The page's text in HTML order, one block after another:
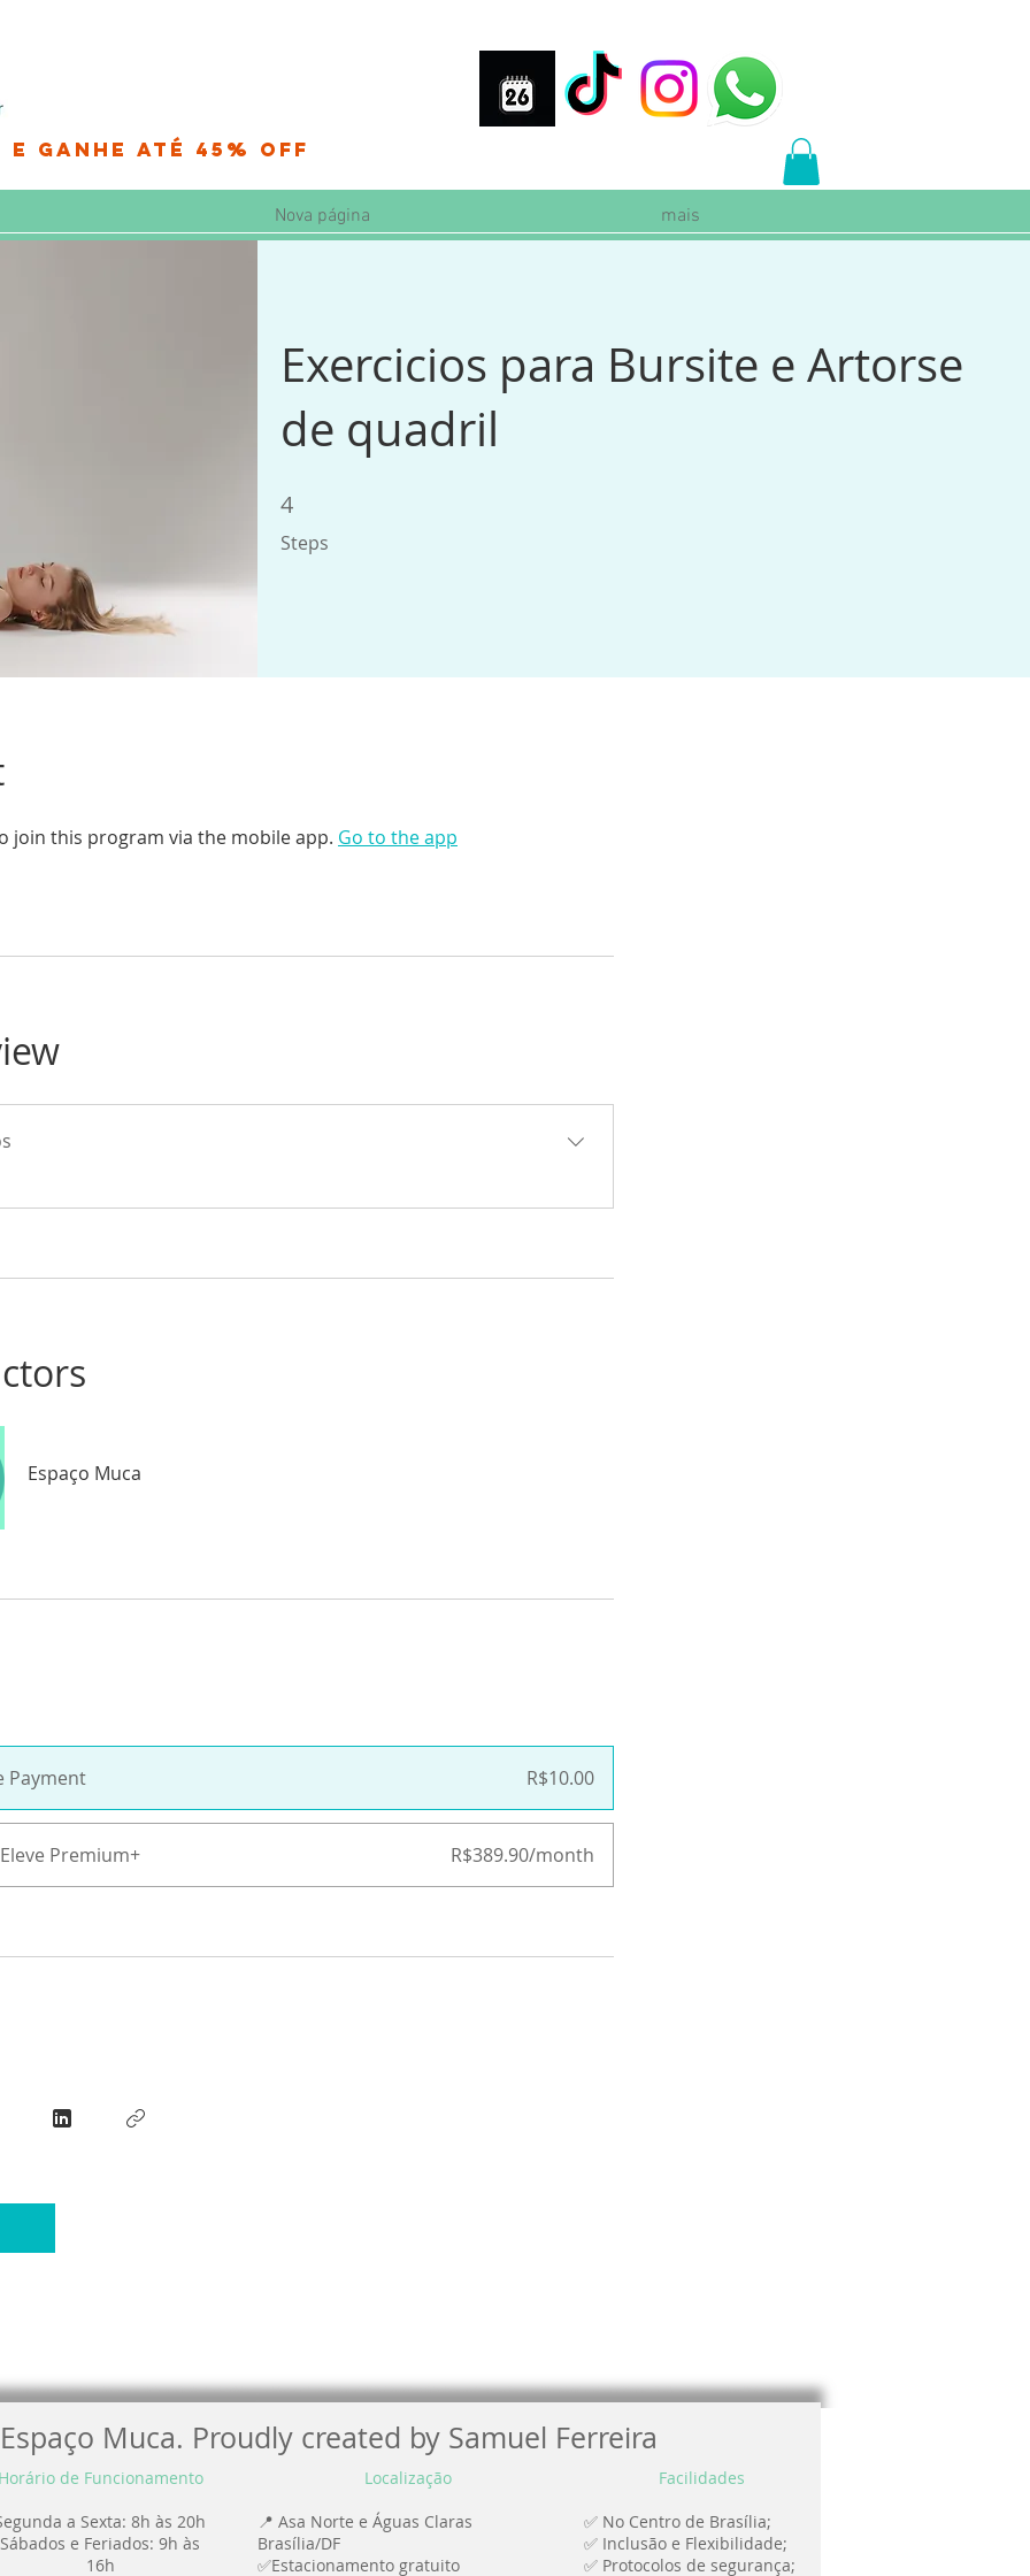
Ganhe até 45% OFF
Nova página mais
Exercicios para Bursite e Artorse
de quadril
4
Steps
4 Steps
join this program via the mobile app. Go to the app
Espaço Muca
Payment R$10.00
Premium+ R$389.90/month
Muca. Proudly created by Samuel Ferreira
Horário de Funcionamento
a Sexta: 8h às 20h
Sábados e Feriados: 9h às
16h
Localização
📍 Asa Norte e Águas Claras
Brasília/DF
✅Estacionamento gratuito
Facilidades
✅ No Centro de Brasília;
✅ Inclusão e Flexibilidade;
✅ Protocolos de segurança;